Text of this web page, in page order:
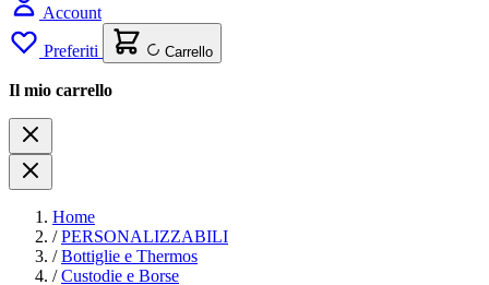
Account
Preferiti Carrello
Il mio carrello
Home
/ PERSONALIZZABILI
/ Bottiglie e Thermos
/ Custodie e Borse